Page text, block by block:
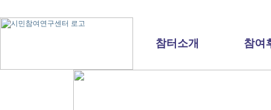
참터소개 참여